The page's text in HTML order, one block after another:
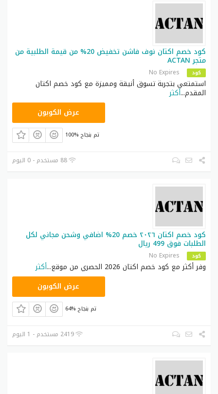
الموقع أو التطبيق. كل ما عليك فعله هو اختيار منتجاتك
المفضلة، وأدخل كود الخصم للحصول على خصم 70%.
كود خصم اكتان نوف فاشن تخفيض 20% من قيمة الطلبية من
متجر ACTAN
كود No Expires
استمتعي بتجربة تسوق أنيقة ومميزة مع كود خصم اكتان
المقدم...أكثر
ACTANعرض الكوبون
100% تم بنجاح
88 مستخدم - 0 اليوم
كود خصم اكتان ٢٠٢٦ خصم 20% اضافي وشحن مجاني لكل
الطلبات فوق 499 ريال
كود No Expires
وفر أكثر مع كود خصم اكتان 2026 الحصري من موقع ...أكثر
ACTANعرض الكوبون
64% تم بنجاح
2419 مستخدم - 1 اليوم